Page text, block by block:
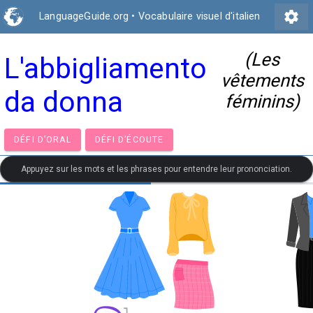
LanguageGuide.org • Vocabulaire visuel d'italien settings
L'abbigliamento
da donna
(Les
vêtements
féminins)
DÉFI D’ORAL DÉFI D’ÉCOUTE
Appuyez sur les mots et les phrases pour entendre leur prononciation.